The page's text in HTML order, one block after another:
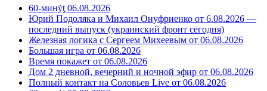
60-минẏƫ 06.08.2026
Юрий Подоляка и Михаил Онуфриенко от 6.08.2026 —
последний выпуск (украинский фронт сегодня)
Железная логика с Сергеем Михеевым от 06.08.2026
Большая игра от 06.08.2026
Время покажет от 06.08.2026
Дом 2 дневной, вечерний и ночной эфир от 06.08.2026
Полный контакт на Соловьев Live от 06.08.2026